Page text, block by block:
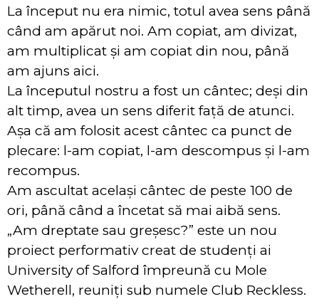
La început nu era nimic, totul avea sens până
când am apărut noi. Am copiat, am divizat,
am multiplicat și am copiat din nou, până
am ajuns aici.
La începutul nostru a fost un cântec; deși din
alt timp, avea un sens diferit față de atunci.
Așa că am folosit acest cântec ca punct de
plecare: l-am copiat, l-am descompus și l-am
recompus.
Am ascultat același cântec de peste 100 de
ori, până când a încetat să mai aibă sens.
„Am dreptate sau greșesc?” este un nou
proiect performativ creat de studenți ai
University of Salford împreună cu Mole
Wetherell, reuniți sub numele Club Reckless.